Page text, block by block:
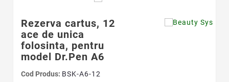
Rezerva cartus, 12
ace de unica
folosinta, pentru
model Dr.Pen A6
Cod Produs: BSK-A6-12